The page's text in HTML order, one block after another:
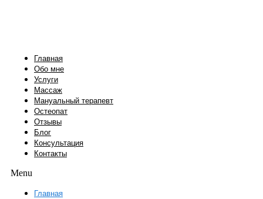
Главная
Обо мне
Услуги
Массаж
Мануальный терапевт
Остеопат
Отзывы
Блог
Консультация
Контакты
Menu
Главная